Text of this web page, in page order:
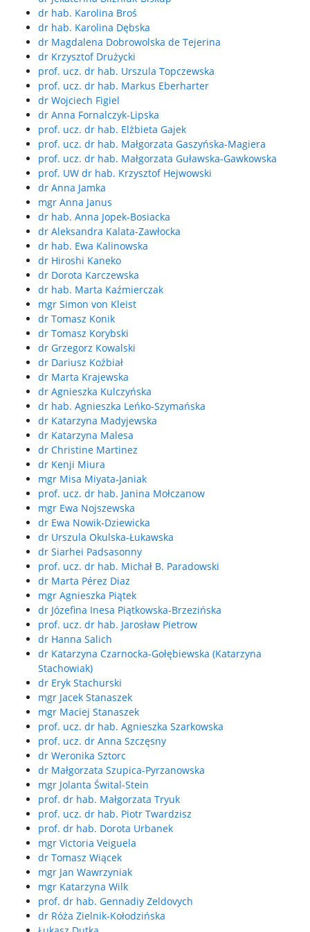
dr hab. Karolina Broś
dr hab. Karolina Dębska
dr Magdalena Dobrowolska de Tejerina
dr Krzysztof Drużycki
prof. ucz. dr hab. Urszula Topczewska
prof. ucz. dr hab. Markus Eberharter
dr Wojciech Figiel
dr Anna Fornalczyk-Lipska
prof. ucz. dr hab. Elżbieta Gajek
prof. ucz. dr hab. Małgorzata Gaszyńska-Magiera
prof. ucz. dr hab. Małgorzata Guławska-Gawkowska
prof. UW dr hab. Krzysztof Hejwowski
dr Anna Jamka
mgr Anna Janus
dr hab. Anna Jopek-Bosiacka
dr Aleksandra Kalata-Zawłocka
dr hab. Ewa Kalinowska
dr Hiroshi Kaneko
dr Dorota Karczewska
dr hab. Marta Kaźmierczak
mgr Simon von Kleist
dr Tomasz Konik
dr Tomasz Korybski
dr Grzegorz Kowalski
dr Dariusz Koźbiał
dr Marta Krajewska
dr Agnieszka Kulczyńska
dr hab. Agnieszka Leńko-Szymańska
dr Katarzyna Madyjewska
dr Katarzyna Malesa
dr Christine Martinez
dr Kenji Miura
mgr Misa Miyata-Janiak
prof. ucz. dr hab. Janina Mołczanow
mgr Ewa Nojszewska
dr Ewa Nowik-Dziewicka
dr Urszula Okulska-Łukawska
dr Siarhei Padsasonny
prof. ucz. dr hab. Michał B. Paradowski
dr Marta Pérez Diaz
mgr Agnieszka Piątek
dr Józefina Inesa Piątkowska-Brzezińska
prof. ucz. dr hab. Jarosław Pietrow
dr Hanna Salich
dr Katarzyna Czarnocka-Gołębiewska (Katarzyna
Stachowiak)
dr Eryk Stachurski
mgr Jacek Stanaszek
mgr Maciej Stanaszek
prof. ucz. dr hab. Agnieszka Szarkowska
prof. ucz. dr Anna Szczęsny
dr Weronika Sztorc
dr Małgorzata Szupica-Pyrzanowska
mgr Jolanta Śwital-Stein
prof. dr hab. Małgorzata Tryuk
prof. ucz. dr hab. Piotr Twardzisz
prof. dr hab. Dorota Urbanek
mgr Victoria Veiguela
dr Tomasz Wiącek
mgr Jan Wawrzyniak
mgr Katarzyna Wilk
prof. dr hab. Gennadiy Zeldovych
dr Róża Zielnik-Kołodzińska